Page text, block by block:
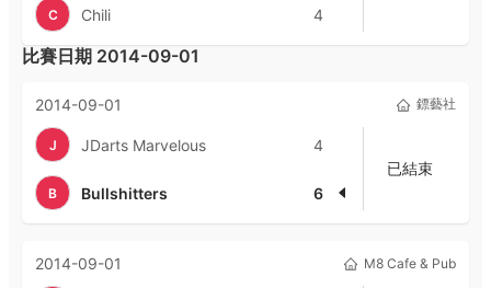
C Chili 4
比賽日期 2014-09-01
2014-09-01 鏢藝社
J JDarts Marvelous 4
B Bullshitters 6
已結束
2014-09-01 M8 Cafe & Pub